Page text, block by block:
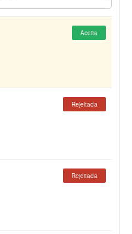
Aceita
Rejeitada
Rejeitada